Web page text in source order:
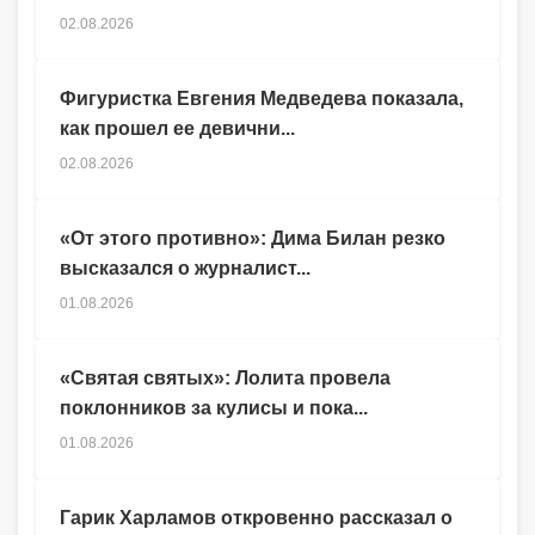
Гарик Харламов откровенно рассказал о
02.08.2026
Фигуристка Евгения Медведева показала,
как прошел ее девични...
02.08.2026
«От этого противно»: Дима Билан резко
высказался о журналист...
01.08.2026
«Святая святых»: Лолита провела
поклонников за кулисы и пока...
01.08.2026